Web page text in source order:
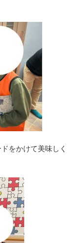
をかけて美味しく